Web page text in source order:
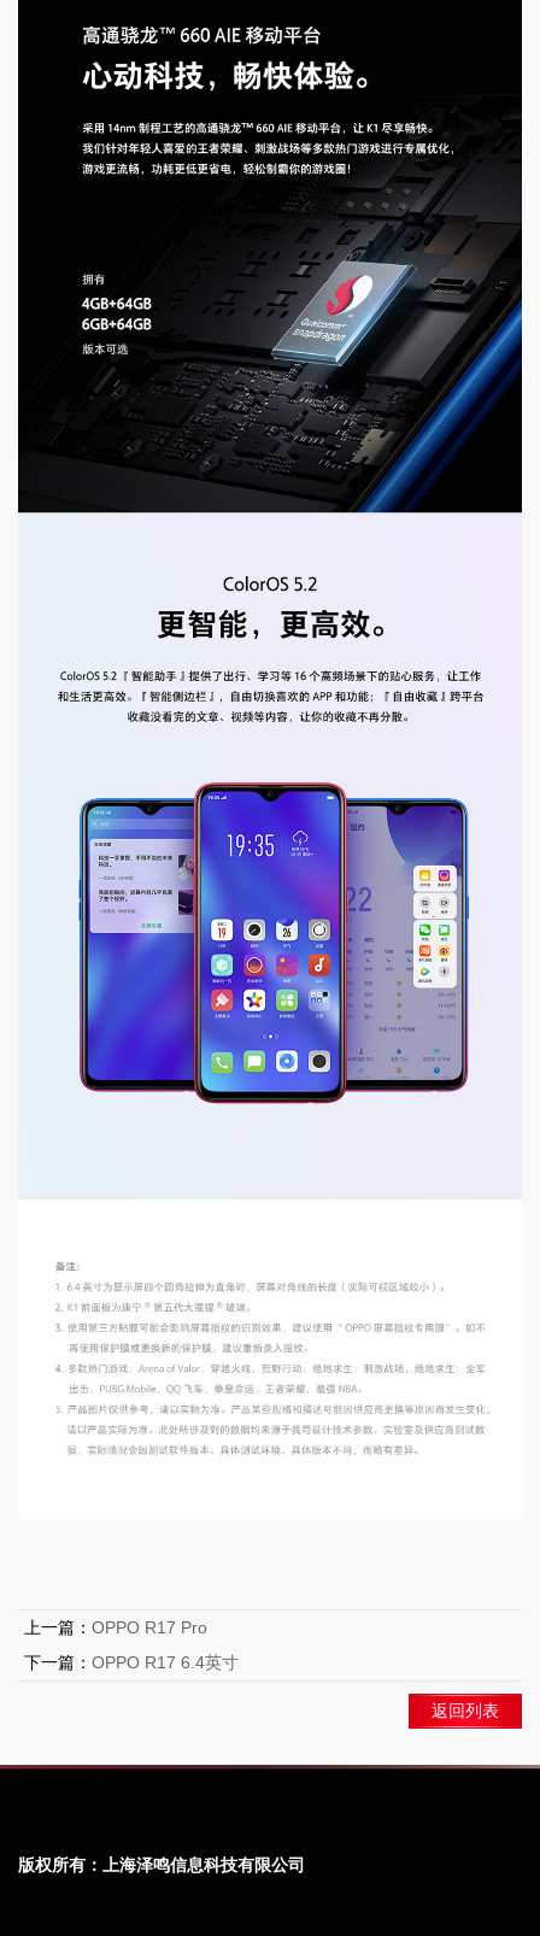
上一篇： OPPO R17 Pro
下一篇： OPPO R17 6.4英寸
返回列表
版权所有：上海泽鸣信息科技有限公司